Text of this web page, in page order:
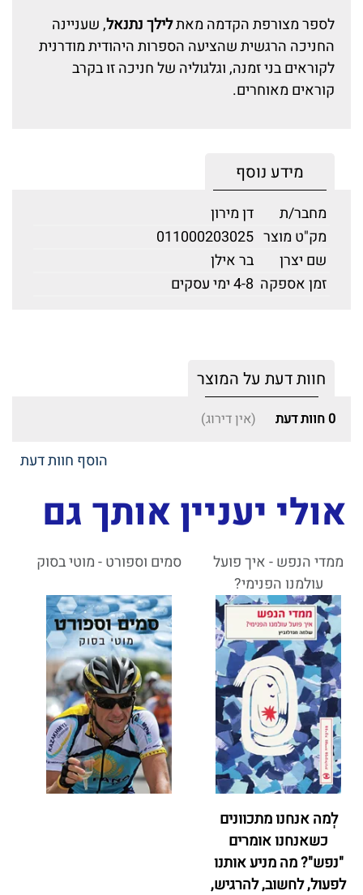
לספר מצורפת הקדמה מאתלילך נתנאל, שעניינה
החניכה הרגשית שהציעה הספרות היהודית מודרנית
לקוראים בני זמנה, וגלגוליה של חניכה זו בקרב
קוראים מאוחרים.
מידע נוסף
מחבר/ת
דן מירון
מק"ט מוצר 011000203025
שם יצרן
בר אילן
זמן אספקה 4-8 ימי עסקים
חוות דעת על המוצר
0 חוות דעת (אין דירוג)
הוסף חוות דעת
אולי יעניין אותך גם
ממדי הנפש - איך פועל
עולמנו הפנימי?
לְמה אנחנו מתכוונים
כשאנחנו אומרים
"נפש"?מה מניע אותנו
לפעול, לחשוב, להרגיש,
סמים וספורט - מוטי בסוק